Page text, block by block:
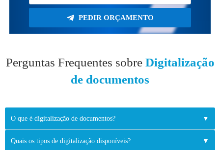
PEDIR ORÇAMENTO
Perguntas Frequentes sobre Digitalização
de documentos
O que é digitalização de documentos? ▼
Quais os tipos de digitalização disponíveis? ▼